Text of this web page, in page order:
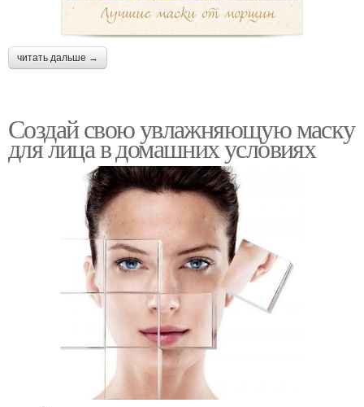
читать дальше →
Создай свою увлажняющую маску
для лица в домашних условиях